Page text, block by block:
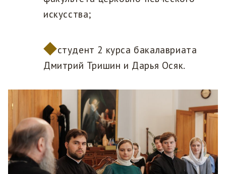
искусства;
студент 2 курса бакалавриата
Дмитрий Тришин и Дарья Осяк.